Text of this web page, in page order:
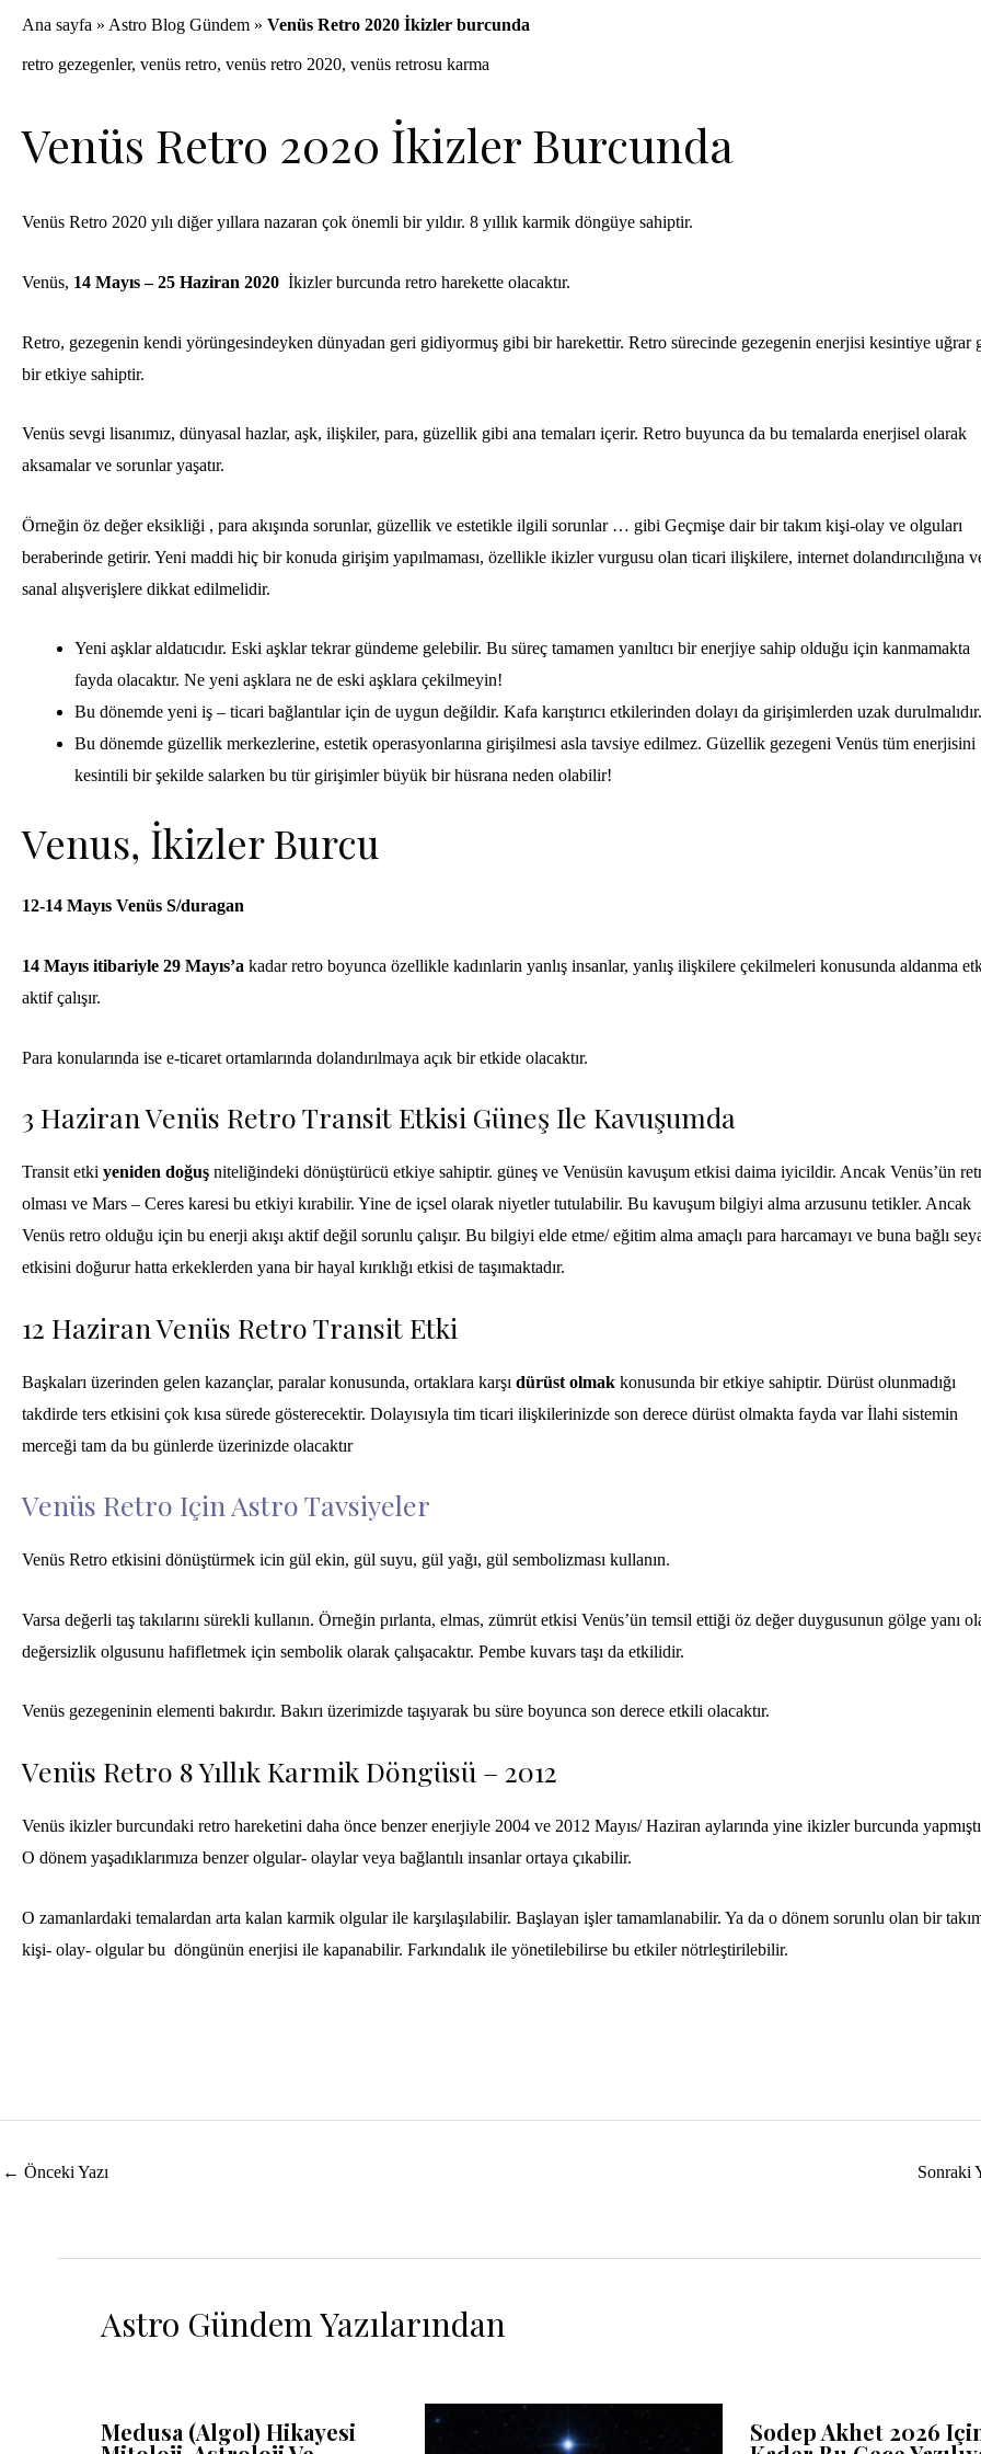
Ana sayfa » Astro Blog Gündem » Venüs Retro 2020 İkizler burcunda
retro gezegenler, venüs retro, venüs retro 2020, venüs retrosu karma
Venüs Retro 2020 İkizler Burcunda
Venüs Retro 2020 yılı diğer yıllara nazaran çok önemli bir yıldır. 8 yıllık karmik döngüye sahiptir.
Venüs, 14 Mayıs – 25 Haziran 2020 İkizler burcunda retro harekette olacaktır.
Retro, gezegenin kendi yörüngesindeyken dünyadan geri gidiyormuş gibi bir harekettir. Retro sürecinde gezegenin enerjisi kesintiye uğrar
bir etkiye sahiptir.
Venüs sevgi lisanımız, dünyasal hazlar, aşk, ilişkiler, para, güzellik gibi ana temaları içerir. Retro buyunca da bu temalarda enerjisel olarak
aksamalar ve sorunlar yaşatır.
Örneğin öz değer eksikliği , para akışında sorunlar, güzellik ve estetikle ilgili sorunlar … gibi Geçmişe dair bir takım kişi-olay ve olguları
beraberinde getirir. Yeni maddi hiç bir konuda girişim yapılmaması, özellikle ikizler vurgusu olan ticari ilişkilere, internet dolandırıcılığına
sanal alışverişlere dikkat edilmelidir.
Yeni aşklar aldatıcıdır. Eski aşklar tekrar gündeme gelebilir. Bu süreç tamamen yanıltıcı bir enerjiye sahip olduğu için kanmamakta
fayda olacaktır. Ne yeni aşklara ne de eski aşklara çekilmeyin!
Bu dönemde yeni iş – ticari bağlantılar için de uygun değildir. Kafa karıştırıcı etkilerinden dolayı da girişimlerden uzak durulmalıdır.
Bu dönemde güzellik merkezlerine, estetik operasyonlarına girişilmesi asla tavsiye edilmez. Güzellik gezegeni Venüs tüm enerjisini
kesintili bir şekilde salarken bu tür girişimler büyük bir hüsrana neden olabilir!
Venus, İkizler Burcu
12-14 Mayıs Venüs S/duragan
14 Mayıs itibariyle 29 Mayıs’a kadar retro boyunca özellikle kadınlarin yanlış insanlar, yanlış ilişkilere çekilmeleri konusunda aldanma
aktif çalışır.
Para konularında ise e-ticaret ortamlarında dolandırılmaya açık bir etkide olacaktır.
3 Haziran Venüs Retro Transit Etkisi Güneş Ile Kavuşumda
Transit etki yeniden doğuş niteliğindeki dönüştürücü etkiye sahiptir. güneş ve Venüsün kavuşum etkisi daima iyicildir. Ancak Venüs’ün
olması ve Mars – Ceres karesi bu etkiyi kırabilir. Yine de içsel olarak niyetler tutulabilir. Bu kavuşum bilgiyi alma arzusunu tetikler. Ancak
Venüs retro olduğu için bu enerji akışı aktif değil sorunlu çalışır. Bu bilgiyi elde etme/ eğitim alma amaçlı para harcamayı ve buna bağlı
etkisini doğurur hatta erkeklerden yana bir hayal kırıklığı etkisi de taşımaktadır.
12 Haziran Venüs Retro Transit Etki
Başkaları üzerinden gelen kazançlar, paralar konusunda, ortaklara karşı dürüst olmak konusunda bir etkiye sahiptir. Dürüst olunmadığı
takdirde ters etkisini çok kısa sürede gösterecektir. Dolayısıyla tim ticari ilişkilerinizde son derece dürüst olmakta fayda var İlahi sistemin
merceği tam da bu günlerde üzerinizde olacaktır
Venüs Retro Için Astro Tavsiyeler
Venüs Retro etkisini dönüştürmek icin gül ekin, gül suyu, gül yağı, gül sembolizması kullanın.
Varsa değerli taş takılarını sürekli kullanın. Örneğin pırlanta, elmas, zümrüt etkisi Venüs’ün temsil ettiği öz değer duygusunun gölge yanı
değersizlik olgusunu hafifletmek için sembolik olarak çalışacaktır. Pembe kuvars taşı da etkilidir.
Venüs gezegeninin elementi bakırdır. Bakırı üzerimizde taşıyarak bu süre boyunca son derece etkili olacaktır.
Venüs Retro 8 Yıllık Karmik Döngüsü – 2012
Venüs ikizler burcundaki retro hareketini daha önce benzer enerjiyle 2004 ve 2012 Mayıs/ Haziran aylarında yine ikizler burcunda
O dönem yaşadıklarımıza benzer olgular- olaylar veya bağlantılı insanlar ortaya çıkabilir.
O zamanlardaki temalardan arta kalan karmik olgular ile karşılaşılabilir. Başlayan işler tamamlanabilir. Ya da o dönem sorunlu olan bir
kişi- olay- olgular bu döngünün enerjisi ile kapanabilir. Farkındalık ile yönetilebilirse bu etkiler nötrleştirilebilir.
Yazı
← Önceki Yazı Sonraki
Astro Gündem Yazılarından
Medusa (Algol) Hikayesi Sodep Akhet 2026